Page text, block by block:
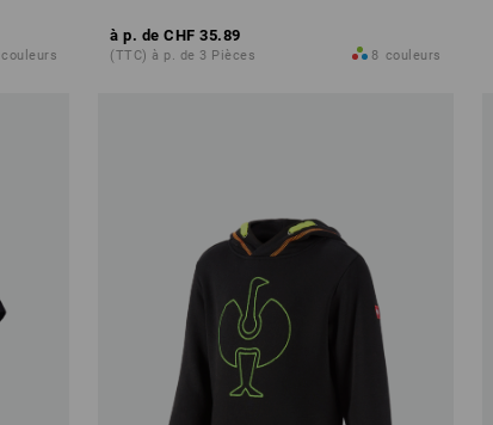
couleurs
à p. de CHF 35.89
(TTC) à p. de 3 Pièces 8 couleurs